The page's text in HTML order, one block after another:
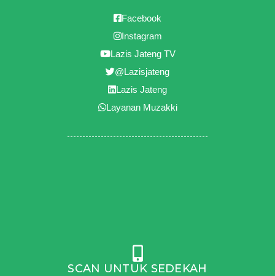
Facebook
Instagram
Lazis Jateng TV
@Lazisjateng
Lazis Jateng
Layanan Muzakki
SCAN UNTUK SEDEKAH